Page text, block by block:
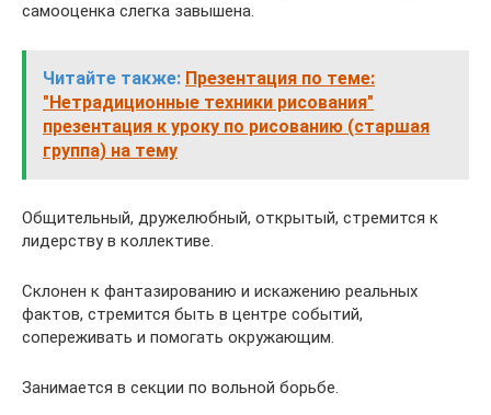
самооценка слегка завышена.
Читайте также: Презентация по теме:
"Нетрадиционные техники рисования"
презентация к уроку по рисованию (старшая
группа) на тему
Общительный, дружелюбный, открытый, стремится к
лидерству в коллективе.
Склонен к фантазированию и искажению реальных
фактов, стремится быть в центре событий,
сопереживать и помогать окружающим.
Занимается в секции по вольной борьбе.